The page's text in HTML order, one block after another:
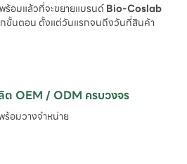
ร้อมแล้วที่จะขยายแบรนด์Bio-Coslab
ขั้นตอน ตั้งแต่วันแรกจนถึงวันที่สินค้า
OEM / ODM ครบวงจร
อมวางจำหน่าย